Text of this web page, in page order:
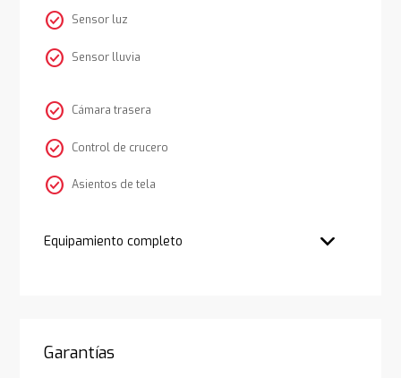
check_circle Sensor luz
check_circle Sensor lluvia
check_circle Cámara trasera
check_circle Control de crucero
check_circle Asientos de tela
Equipamiento completo
Garantías